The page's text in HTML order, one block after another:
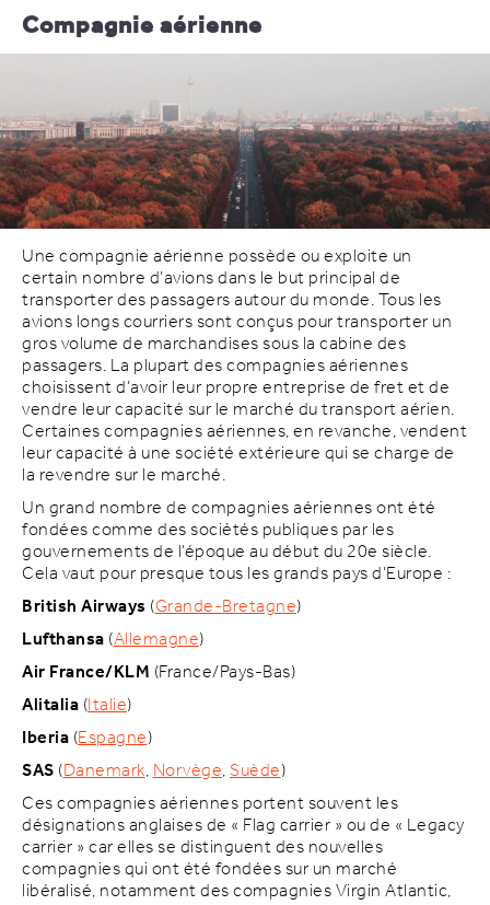
Compagnie aérienne
Une compagnie aérienne possède ou exploite un
certain nombre d’avions dans le but principal de
transporter des passagers autour du monde. Tous les
avions longs courriers sont conçus pour transporter un
gros volume de marchandises sous la cabine des
passagers. La plupart des compagnies aériennes
choisissent d’avoir leur propre entreprise de fret et de
vendre leur capacité sur le marché du transport aérien.
Certaines compagnies aériennes, en revanche, vendent
leur capacité à une société extérieure qui se charge de
la revendre sur le marché.
Un grand nombre de compagnies aériennes ont été
fondées comme des sociétés publiques par les
gouvernements de l’époque au début du 20e siècle.
Cela vaut pour presque tous les grands pays d’Europe :
British Airways(Grande-Bretagne)
Lufthansa(Allemagne)
Air France/KLM(France/Pays-Bas)
Alitalia(Italie)
Iberia(Espagne)
SAS(Danemark,Norvège,Suède)
Ces compagnies aériennes portent souvent les
désignations anglaises de « Flag carrier » ou de « Legacy
carrier » car elles se distinguent des nouvelles
compagnies qui ont été fondées sur un marché
libéralisé, notamment des compagnies Virgin Atlantic,